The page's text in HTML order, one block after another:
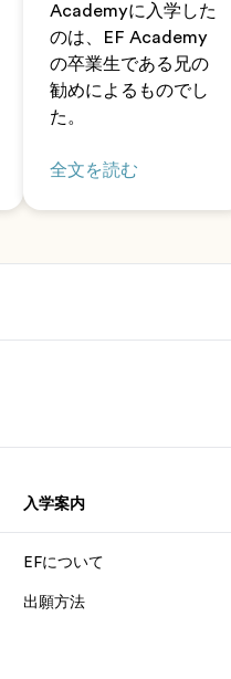
Academyに入学した
のは、EF Academy
の卒業生である兄の
勧めによるものでし
た。
全文を読む
入学案内
EFについて
出願方法